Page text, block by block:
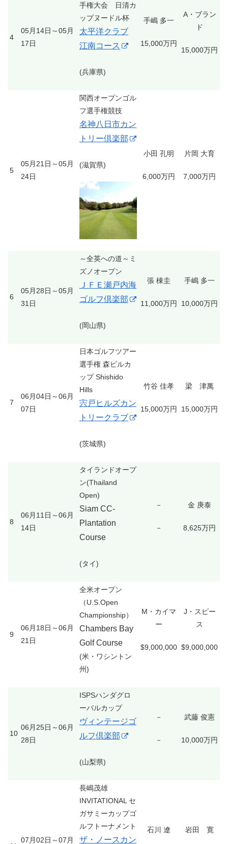
4
05月14日～05月
17日
手権大会 日清カ
ップヌードル杯
太平洋クラブ
江南コース
(兵庫県)
手嶋 多一
15,000万円
A・ブラン
ド
15,000万円
5
05月21日～05月
24日
関西オープンゴル
フ選手権競技
名神八日市カン
トリー倶楽部
(滋賀県)
小田 孔明
6,000万円
片岡 大育
7,000万円
6
05月28日～05月
31日
～全英への道～ミ
ズノオープン
ＪＦＥ瀬戸内海
ゴルフ倶楽部
(岡山県)
張 棟圭
11,000万円
手嶋 多一
10,000万円
7
06月04日～06月
07日
日本ゴルフツアー
選手権 森ビルカ
ップ Shishido
Hills
宍戸ヒルズカン
トリークラブ
(茨城県)
竹谷 佳孝
15,000万円
梁 津萬
15,000万円
8
06月11日～06月
14日
タイランドオープ
ン(Thailand
Open)
Siam CC-
Plantation
Course
(タイ)
－
－
金 庚泰
8,625万円
9
06月18日～06月
21日
全米オープン
（U.S.Open
Championship）
Chambers Bay
Golf Course
(米・ワシントン
州)
M・カイマ
ー
$9,000,000
J・スピー
ス
$9,000,000
10
06月25日～06月
28日
ISPSハンダグロ
ーバルカップ
ヴィンテージゴ
ルフ倶楽部
(山梨県)
－
－
武藤 俊憲
10,000万円
07月02日～07月
長嶋茂雄
INVITATIONAL セ
ガサミーカップゴ
ルフトーナメント
ザ・ノースカン
石川 遼 岩田 寛